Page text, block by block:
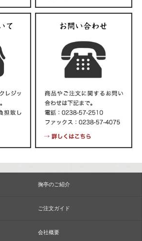
掬亭のご紹介
ご注文ガイド
会社概要